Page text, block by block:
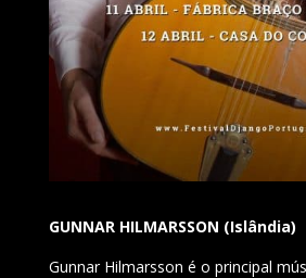
GUNNAR HILMARSSON (Islândia)
Gunnar Hilmarsson é o principal